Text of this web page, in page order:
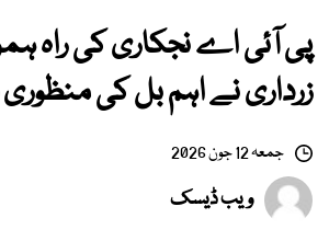
پی آئی اے نجکاری کی راہ
زرداری نے اہم بل کی
جمعہ 12 جون 2026
ویب ڈیسک